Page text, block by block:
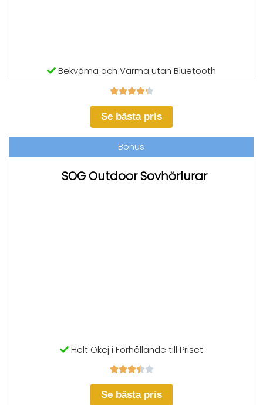
Bekväma och Varma utan Bluetooth

Se bästa pris
Bonus
SOG Outdoor Sovhörlurar
Helt Okej i Förhållande till Priset

Se bästa pris